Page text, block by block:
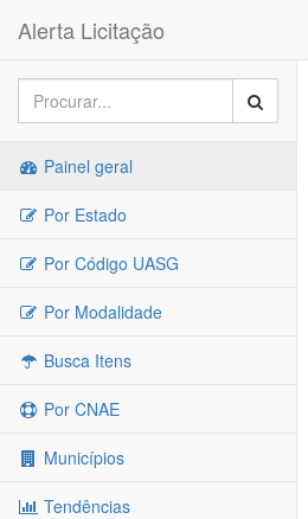
Alerta Licitação
Painel geral
Por Estado
Por Código UASG
Por Modalidade
Busca Itens
Por CNAE
Municípios
Tendências